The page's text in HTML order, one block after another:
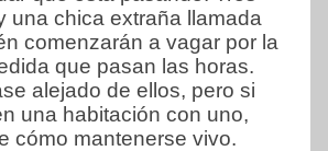
una chica extraña llamada
comenzarán a vagar por la
que pasan las horas.
alejado de ellos, pero si
una habitación con uno,
cómo mantenerse vivo.